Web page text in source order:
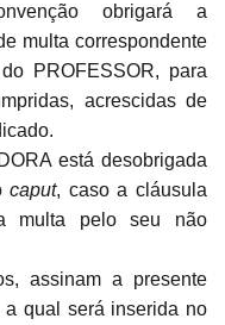
obrigará a
multa correspondente
PROFESSOR, para
acrescidas de
está desobrigada
caput, caso a cláusula
multa pelo seu não
assinam a presente
qual será inserida no